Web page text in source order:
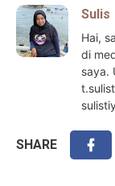
Sulis
Hai,
di
saya.
SHARE